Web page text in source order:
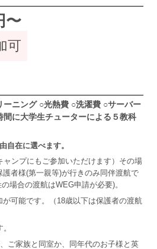
〜
可
ニング ○光熱費 ○洗濯費 ○サーバー
に大学生チューターによる５教科
自在に選べます。
ンプにもご参加いただけます）その場
者様(第一親等)が行きのみ同伴渡航で
場合の渡航はWEG申請が必要)。
可能です。（18歳以下は保護者の渡航
ご家族と同室か、同年代のお子様と英